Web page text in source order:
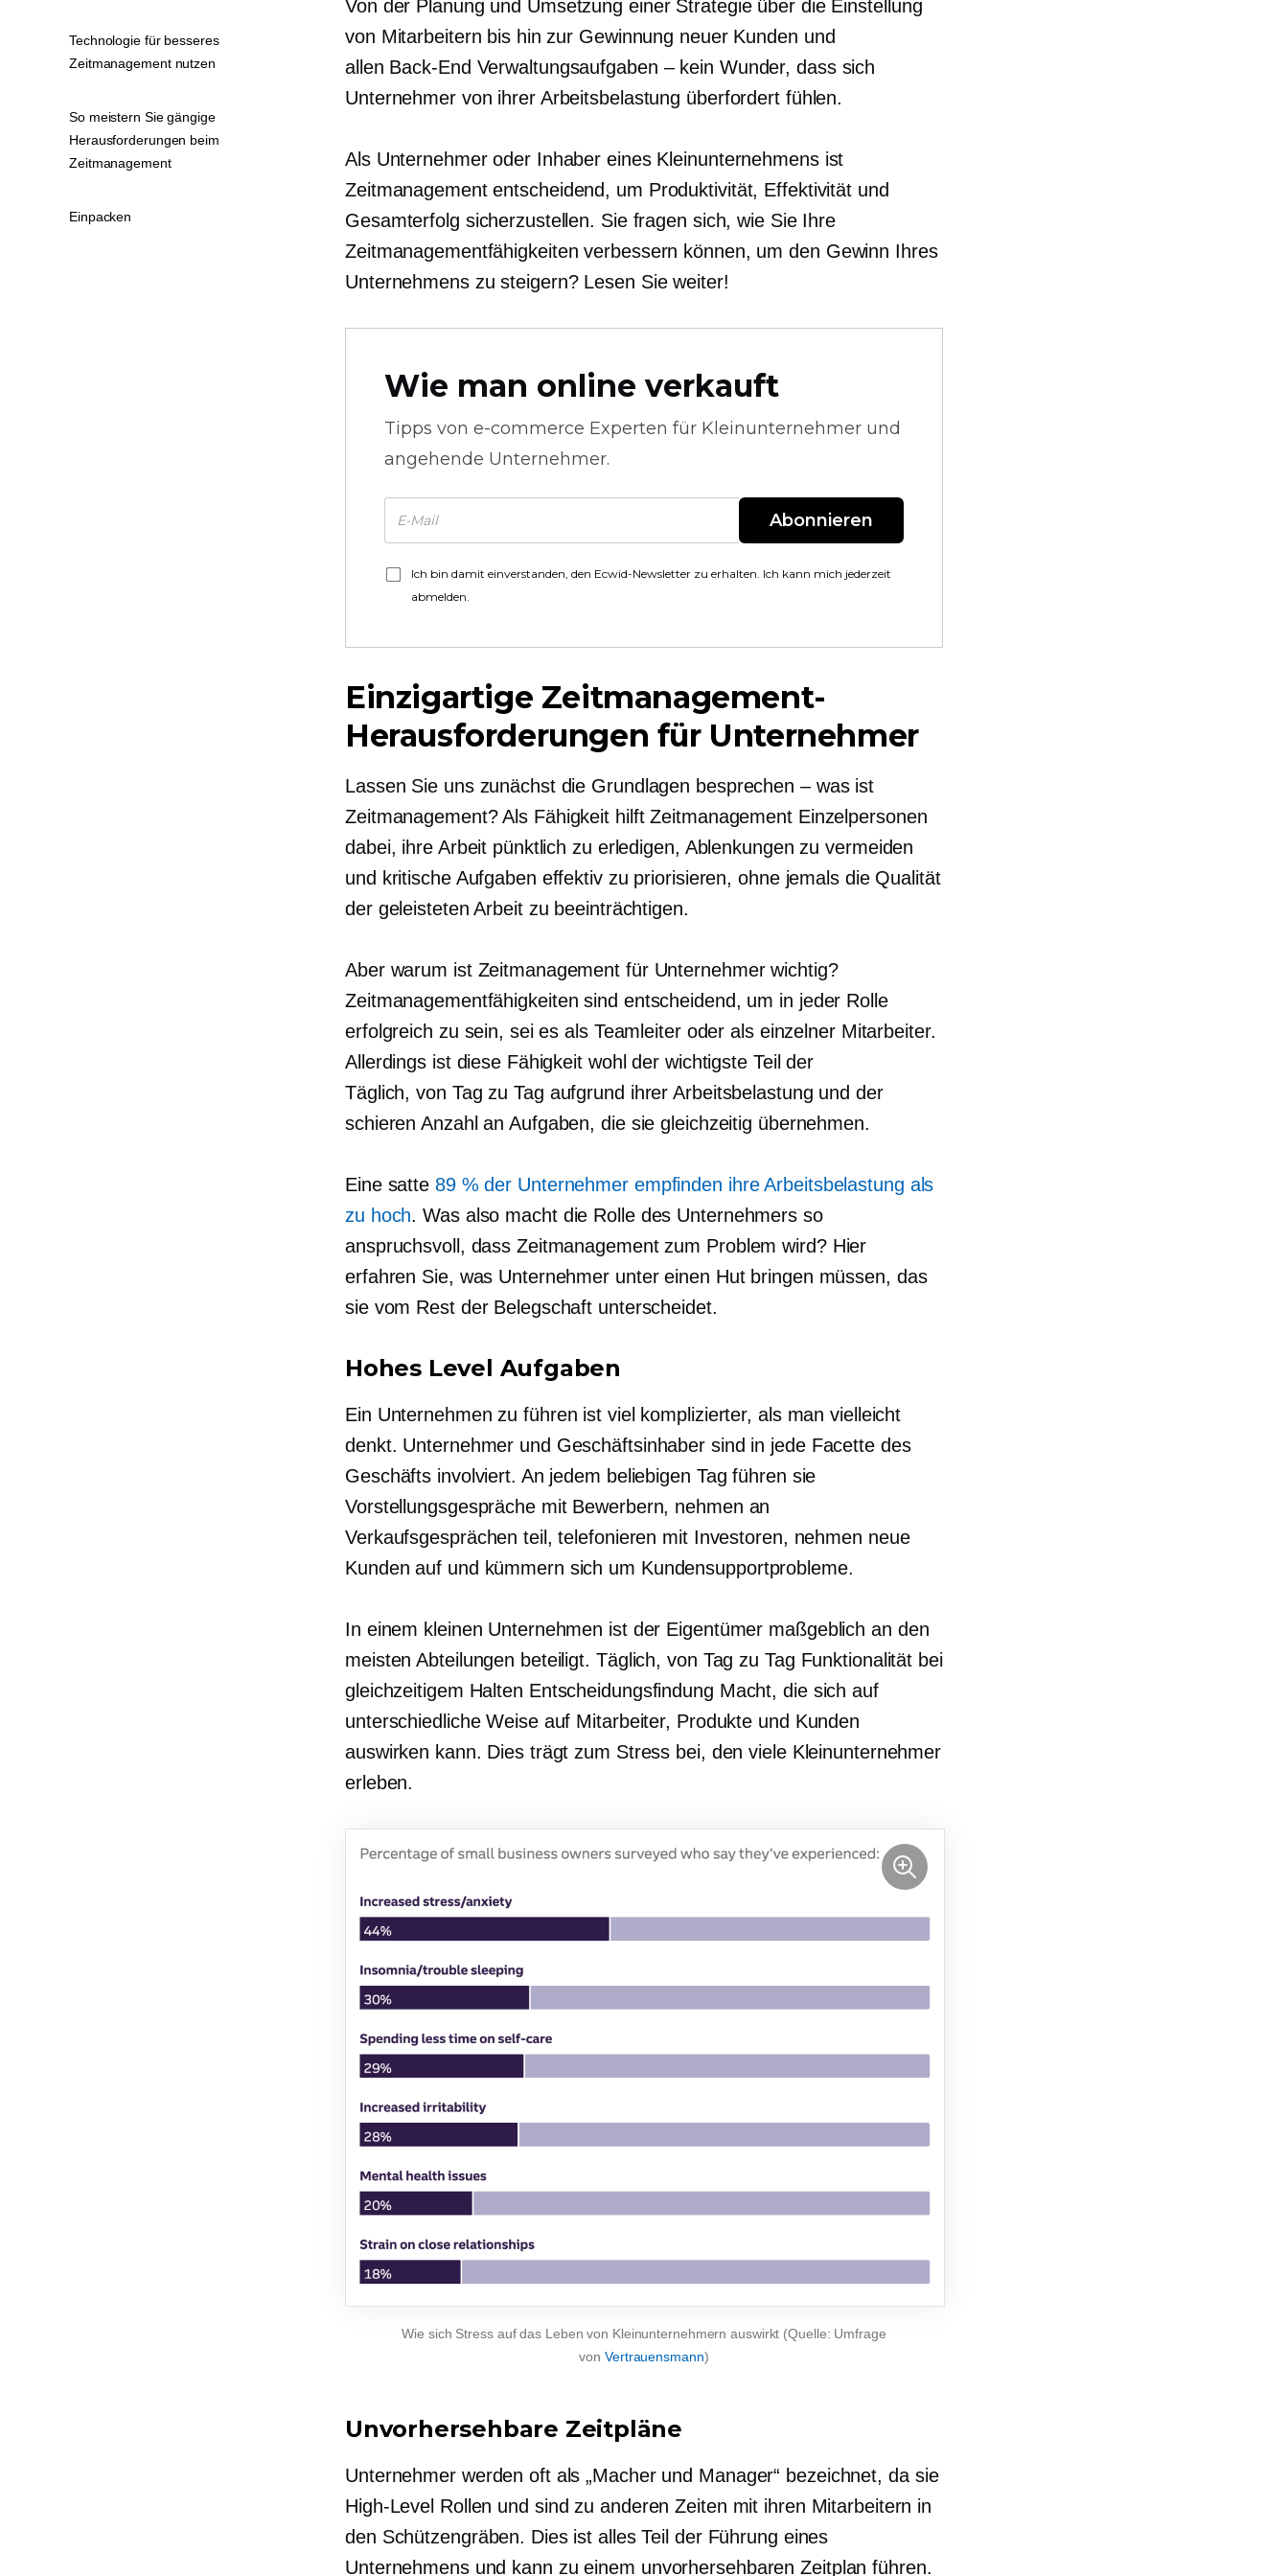
Von der Planung und Umsetzung einer Strategie über die Einstellung
von Mitarbeitern bis hin zur Gewinnung neuer Kunden und
allen Back-End Verwaltungsaufgaben – kein Wunder, dass sich
Unternehmer von ihrer Arbeitsbelastung überfordert fühlen.
Als Unternehmer oder Inhaber eines Kleinunternehmens ist
Zeitmanagement entscheidend, um Produktivität, Effektivität und
Gesamterfolg sicherzustellen. Sie fragen sich, wie Sie Ihre
Zeitmanagementfähigkeiten verbessern können, um den Gewinn Ihres
Unternehmens zu steigern? Lesen Sie weiter!
Wie man online verkauft
Tipps von e-commerce Experten für Kleinunternehmer und
angehende Unternehmer.
Abonnieren
Ich bin damit einverstanden, den Ecwid-Newsletter zu erhalten. Ich kann mich jederzeit
abmelden.
Einzigartige Zeitmanagement-
Herausforderungen für Unternehmer
Lassen Sie uns zunächst die Grundlagen besprechen – was ist
Zeitmanagement? Als Fähigkeit hilft Zeitmanagement Einzelpersonen
dabei, ihre Arbeit pünktlich zu erledigen, Ablenkungen zu vermeiden
und kritische Aufgaben effektiv zu priorisieren, ohne jemals die Qualität
der geleisteten Arbeit zu beeinträchtigen.
Aber warum ist Zeitmanagement für Unternehmer wichtig?
Zeitmanagementfähigkeiten sind entscheidend, um in jeder Rolle
erfolgreich zu sein, sei es als Teamleiter oder als einzelner Mitarbeiter.
Allerdings ist diese Fähigkeit wohl der wichtigste Teil der
Täglich, von Tag zu Tag aufgrund ihrer Arbeitsbelastung und der
schieren Anzahl an Aufgaben, die sie gleichzeitig übernehmen.
Eine satte 89 % der Unternehmer empfinden ihre Arbeitsbelastung als
zu hoch. Was also macht die Rolle des Unternehmers so
anspruchsvoll, dass Zeitmanagement zum Problem wird? Hier
erfahren Sie, was Unternehmer unter einen Hut bringen müssen, das
sie vom Rest der Belegschaft unterscheidet.
Hohes Level Aufgaben
Ein Unternehmen zu führen ist viel komplizierter, als man vielleicht
denkt. Unternehmer und Geschäftsinhaber sind in jede Facette des
Geschäfts involviert. An jedem beliebigen Tag führen sie
Vorstellungsgespräche mit Bewerbern, nehmen an
Verkaufsgesprächen teil, telefonieren mit Investoren, nehmen neue
Kunden auf und kümmern sich um Kundensupportprobleme.
In einem kleinen Unternehmen ist der Eigentümer maßgeblich an den
meisten Abteilungen beteiligt. Täglich, von Tag zu Tag Funktionalität bei
gleichzeitigem Halten Entscheidungsfindung Macht, die sich auf
unterschiedliche Weise auf Mitarbeiter, Produkte und Kunden
auswirken kann. Dies trägt zum Stress bei, den viele Kleinunternehmer
erleben.
Wie sich Stress auf das Leben von Kleinunternehmern auswirkt (Quelle: Umfrage
vonVertrauensmann)
Unvorhersehbare Zeitpläne
Unternehmer werden oft als „Macher und Manager“ bezeichnet, da sie
High-Level Rollen und sind zu anderen Zeiten mit ihren Mitarbeitern in
den Schützengräben. Dies ist alles Teil der Führung eines
Unternehmens und kann zu einem unvorhersehbaren Zeitplan führen.
Technologie für besseres
Zeitmanagement nutzen
So meistern Sie gängige
Herausforderungen beim
Zeitmanagement
Einpacken